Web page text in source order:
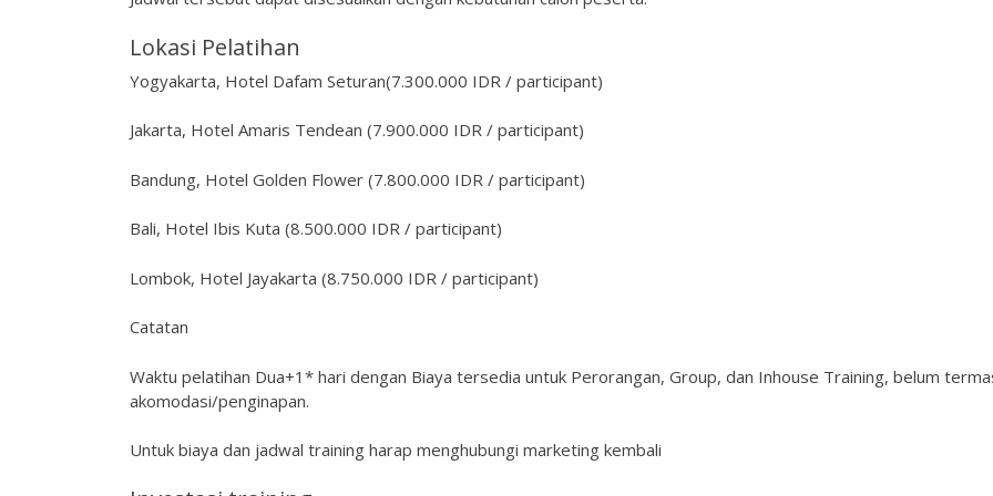
Lokasi Pelatihan
Yogyakarta, Hotel Dafam Seturan(7.300.000 IDR / participant)
Jakarta, Hotel Amaris Tendean (7.900.000 IDR / participant)
Bandung, Hotel Golden Flower (7.800.000 IDR / participant)
Bali, Hotel Ibis Kuta (8.500.000 IDR / participant)
Lombok, Hotel Jayakarta (8.750.000 IDR / participant)
Catatan
Waktu pelatihan Dua+1* hari dengan Biaya tersedia untuk Perorangan, Group, dan Inhouse Training, belum
akomodasi/penginapan.
Untuk biaya dan jadwal training harap menghubungi marketing kembali